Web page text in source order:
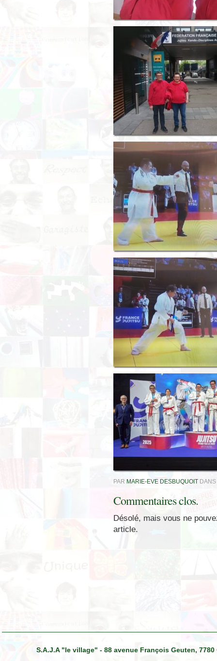
PAR MARIE-EVE DESBUQUOITDANS
Commentaires clos.
Désolé, mais vous ne
article.
S.A.J.A "le village" - 88 avenue François Geuten,